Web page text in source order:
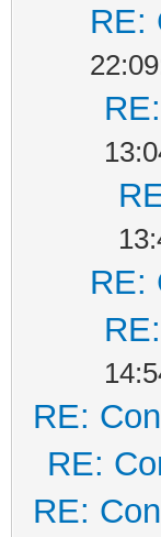
RE:
RE:
RE:
RE:
RE: